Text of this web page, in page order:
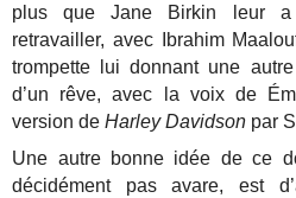
plus que Jane Birkin leur a
retravailler, avec Ibrahim
trompette lui donnant une
d’un rêve, avec la voix de
version deHarley Davidson par
Une autre bonne idée de ce
décidément pas avare, est